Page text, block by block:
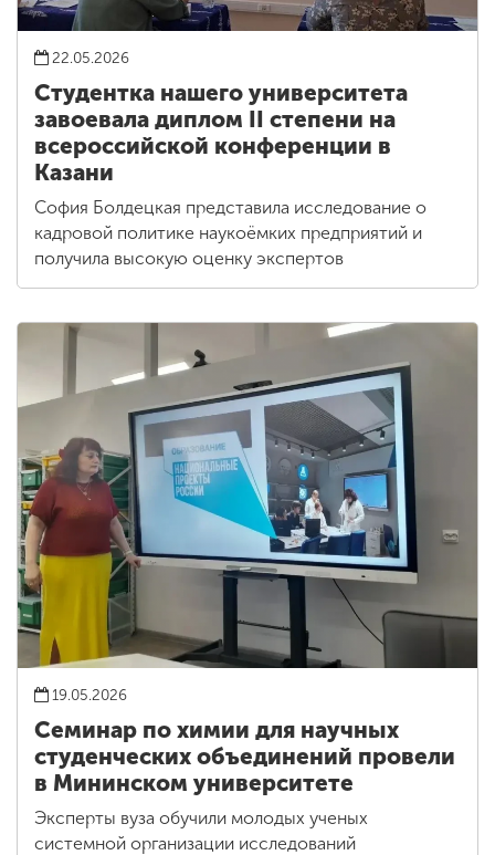
22.05.2026
Студентка нашего университета
завоевала диплом II степени на
всероссийской конференции в
Казани
София Болдецкая представила исследование о
кадровой политике наукоёмких предприятий и
получила высокую оценку экспертов
19.05.2026
Семинар по химии для научных
студенческих объединений провели
в Мининском университете
Эксперты вуза обучили молодых ученых
системной организации исследований